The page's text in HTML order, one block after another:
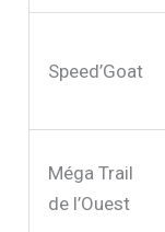
Speed’Goat
Méga Trail
de l’Ouest